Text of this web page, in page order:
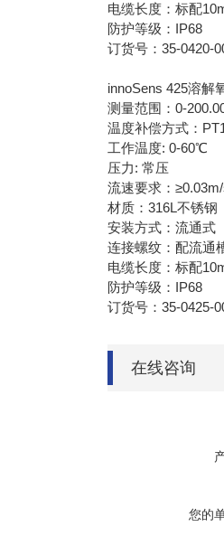
电缆长度：标配
防护等级：IP68
订货号：35-0420-
innoSens 425溶解
测量范围：0-
温度补偿方式：
工作温度: 0-60℃
压力: 常压
流速要求：
材质：316L不锈钢
安装方式：流通式
连接螺纹：配流通
电缆长度：标配
防护等级：IP68
订货号：35-0425-
在线咨询
您的